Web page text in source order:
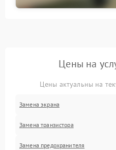
Цены на
Цены актуальны на
Замена экрана
Замена транзистора
Замена предохранителя